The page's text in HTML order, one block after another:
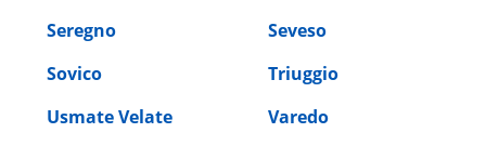
Seregno
Seveso
Sovico
Triuggio
Usmate Velate
Varedo